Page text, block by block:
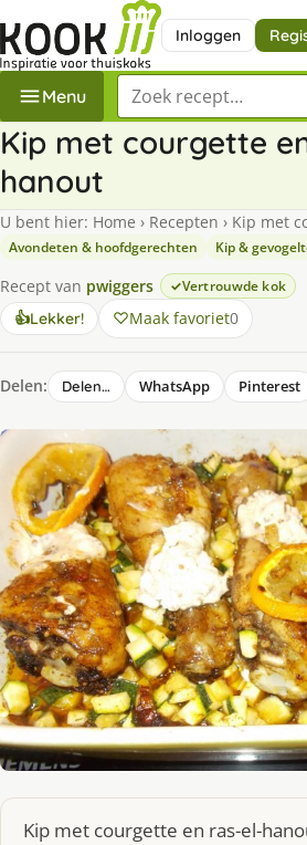
Inloggen
Menu Zoek een recept
Kip met courgette
hanout
U bent hier: Home › Recepten › Kip met
Avondeten & hoofdgerechten Kip &
Recept van pwiggers Vertrouwde kok
👍Lekker! Maak favoriet0
Delen: Delen… WhatsApp Pinterest
Kip met courgette en ras-el-